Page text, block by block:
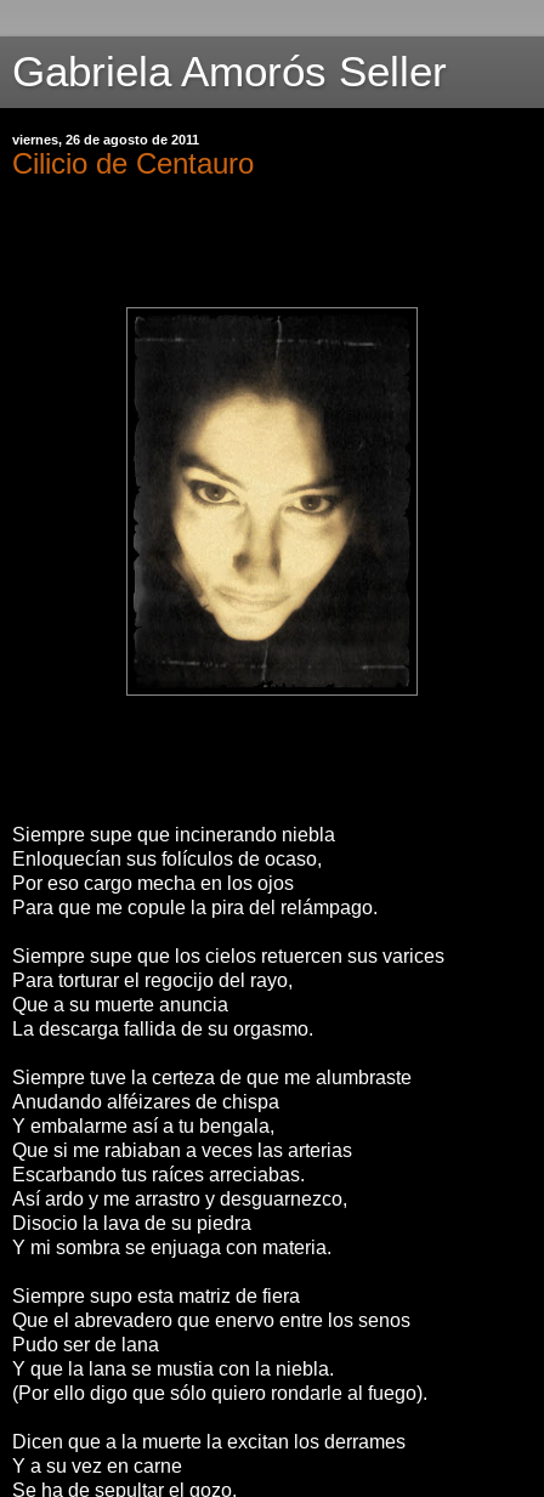
Gabriela Amorós Seller
viernes, 26 de agosto de 2011
Cilicio de Centauro
Siempre supe que incinerando niebla
Enloquecían sus folículos de ocaso,
Por eso cargo mecha en los ojos
Para que me copule la pira del relámpago.
Siempre supe que los cielos retuercen sus varices
Para torturar el regocijo del rayo,
Que a su muerte anuncia
La descarga fallida de su orgasmo.
Siempre tuve la certeza de que me alumbraste
Anudando alféizares de chispa
Y embalarme así a tu bengala,
Que si me rabiaban a veces las arterias
Escarbando tus raíces arreciabas.
Así ardo y me arrastro y desguarnezco,
Disocio la lava de su piedra
Y mi sombra se enjuaga con materia.
Siempre supo esta matriz de fiera
Que el abrevadero que enervo entre los senos
Pudo ser de lana
Y que la lana se mustia con la niebla.
(Por ello digo que sólo quiero rondarle al fuego).
Dicen que a la muerte la excitan los derrames
Y a su vez en carne
Se ha de sepultar el gozo.